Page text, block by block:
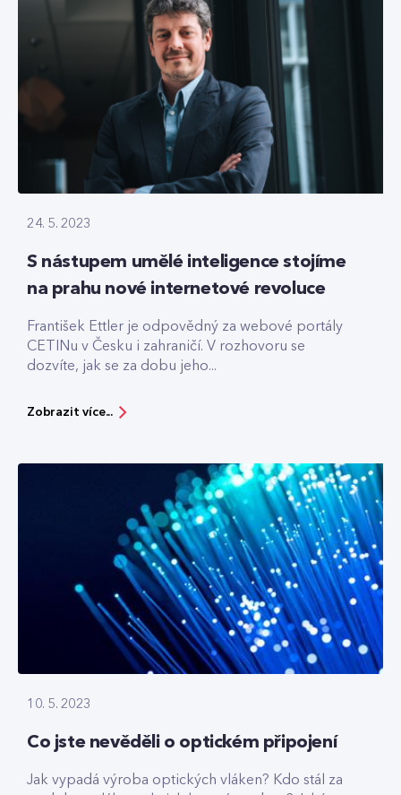
24. 5. 2023
S nástupem umělé inteligence stojíme
na prahu nové internetové revoluce
František Ettler je odpovědný za webové portály
CETINu v Česku i zahraničí. V rozhovoru se
dozvíte, jak se za dobu jeho...
Zobrazit více...
10. 5. 2023
Co jste nevěděli o optickém připojení
Jak vypadá výroba optických vláken? Kdo stál za